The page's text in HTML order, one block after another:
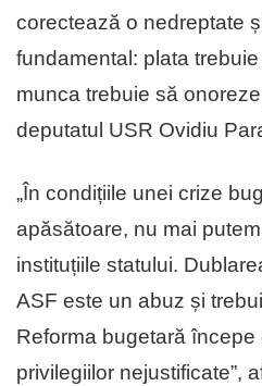
corectează o nedreptate
fundamental: plata
munca trebuie să
deputatul USR Ovidiu
„În condițiile unei crize
apăsătoare, nu mai
instituțiile statului.
ASF este un abuz și
Reforma bugetară începe
privilegiilor nejustificate”,